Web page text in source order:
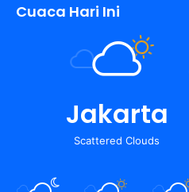
Cuaca Hari Ini
Jakarta
Scattered Clouds